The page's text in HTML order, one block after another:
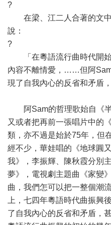
?
在梁、江二人合著的文中
說：
?
「在粵語流行曲時代開始
內容不離情愛，……但阿
現了自我內心的反省和矛盾
阿Sam的哲理歌始自《半
又或者把再前一張唱片中的
類，亦不過是始於75年，但
經不少，華娃唱的《地球圓
我》，李振輝、陳秋霞分別
夢》，電視劇主題曲《家變
曲，我們怎可以把一整個潮
上，七四年粵語時代曲振興
了自我內心的反省和矛盾